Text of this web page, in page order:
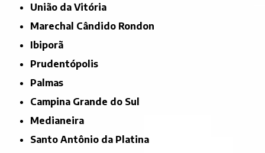
União da Vitória
Marechal Cândido Rondon
Ibiporã
Prudentópolis
Palmas
Campina Grande do Sul
Medianeira
Santo Antônio da Platina